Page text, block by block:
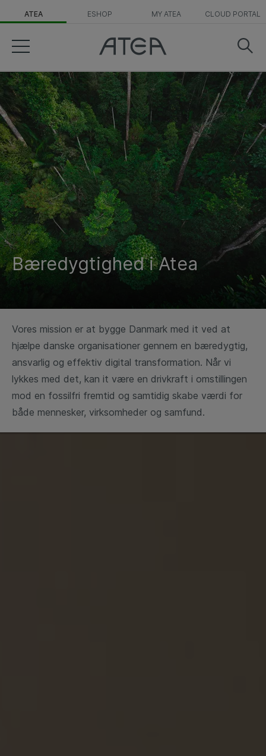
ATEA ESHOP MY ATEA CLOUD PORTAL
Bæredygtighed i Atea
Vores mission er at bygge Danmark med it ved at
hjælpe danske organisationer gennem en bæredygtig,
ansvarlig og effektiv digital transformation. Når vi
lykkes med det, kan it være en drivkraft i omstillingen
mod en fossilfri fremtid og samtidig skabe værdi for
både mennesker, virksomheder og samfund.